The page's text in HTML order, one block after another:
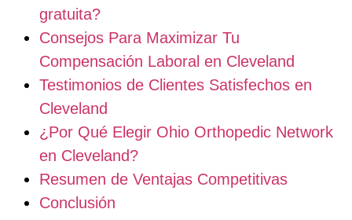
gratuita?
Consejos Para Maximizar Tu
Compensación Laboral en Cleveland
Testimonios de Clientes Satisfechos en
Cleveland
¿Por Qué Elegir Ohio Orthopedic Network
en Cleveland?
Resumen de Ventajas Competitivas
Conclusión